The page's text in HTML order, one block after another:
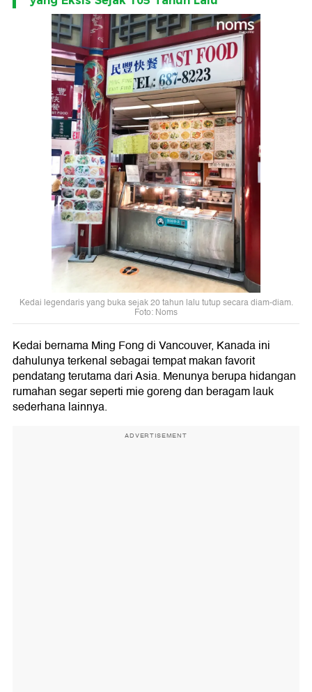
Kedai legendaris yang buka sejak 20 tahun lalu tutup secara diam-diam.
Foto: Noms
Kedai bernama Ming Fong di Vancouver, Kanada ini
dahulunya terkenal sebagai tempat makan favorit
pendatang terutama dari Asia. Menunya berupa hidangan
rumahan segar seperti mie goreng dan beragam lauk
sederhana lainnya.
ADVERTISEMENT